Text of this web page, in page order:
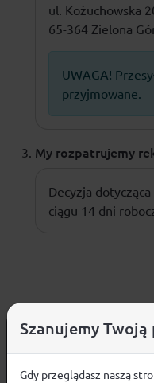
ul. Kożuchowska
65-364 Zielona
UWAGA!
przyjmowane.
My rozpatrujemy
Decyzja
ciągu 14 dni
Szanujemy
Gdy przeglądasz naszą